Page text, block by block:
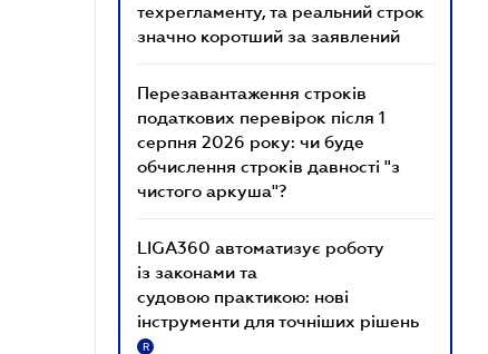
техрегламенту, та реальний строк
значно коротший за заявлений
Перезавантаження строків
податкових перевірок після 1
серпня 2026 року: чи буде
обчислення строків давності "з
чистого аркуша"?
LIGA360 автоматизує роботу
із законами та
судовою практикою: нові
інструменти для точніших рішень
R